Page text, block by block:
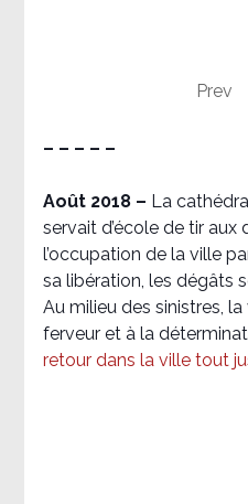
Prev
– – – – –
Août 2018 – La
servait d’école de tir aux
l’occupation de la ville
sa libération, les dégâts
Au milieu des sinistres,
ferveur et à la
retour dans la ville tout